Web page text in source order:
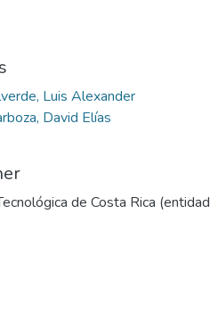
Luis Alexander
David Elías
de Costa Rica (entidad